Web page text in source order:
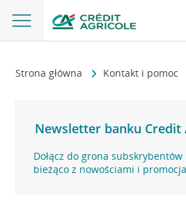
Strona główna Kontakt i pomoc
Newsletter banku Credit
Dołącz do grona
bieżąco z nowościami i